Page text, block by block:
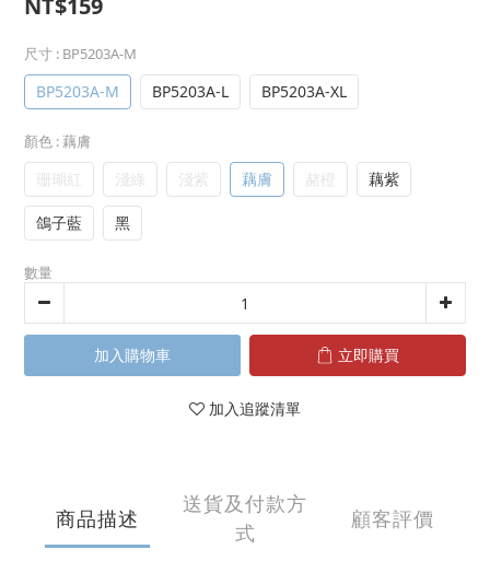
NT$159
尺寸 : BP5203A-M
BP5203A-M BP5203A-L BP5203A-XL
顏色 : 藕膚
珊瑚紅 淺綠 淺紫 藕膚 赭橙 藕紫
鴿子藍 黑
數量
加入購物車 立即購買
加入追蹤清單
商品描述
送貨及付款方
式
顧客評價